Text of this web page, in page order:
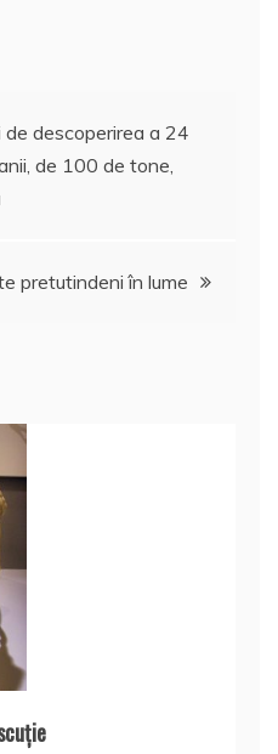
descoperirea a 24
de 100 de tone,
pretutindeni în lume